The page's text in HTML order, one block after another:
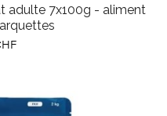
adulte 7x100g - aliment